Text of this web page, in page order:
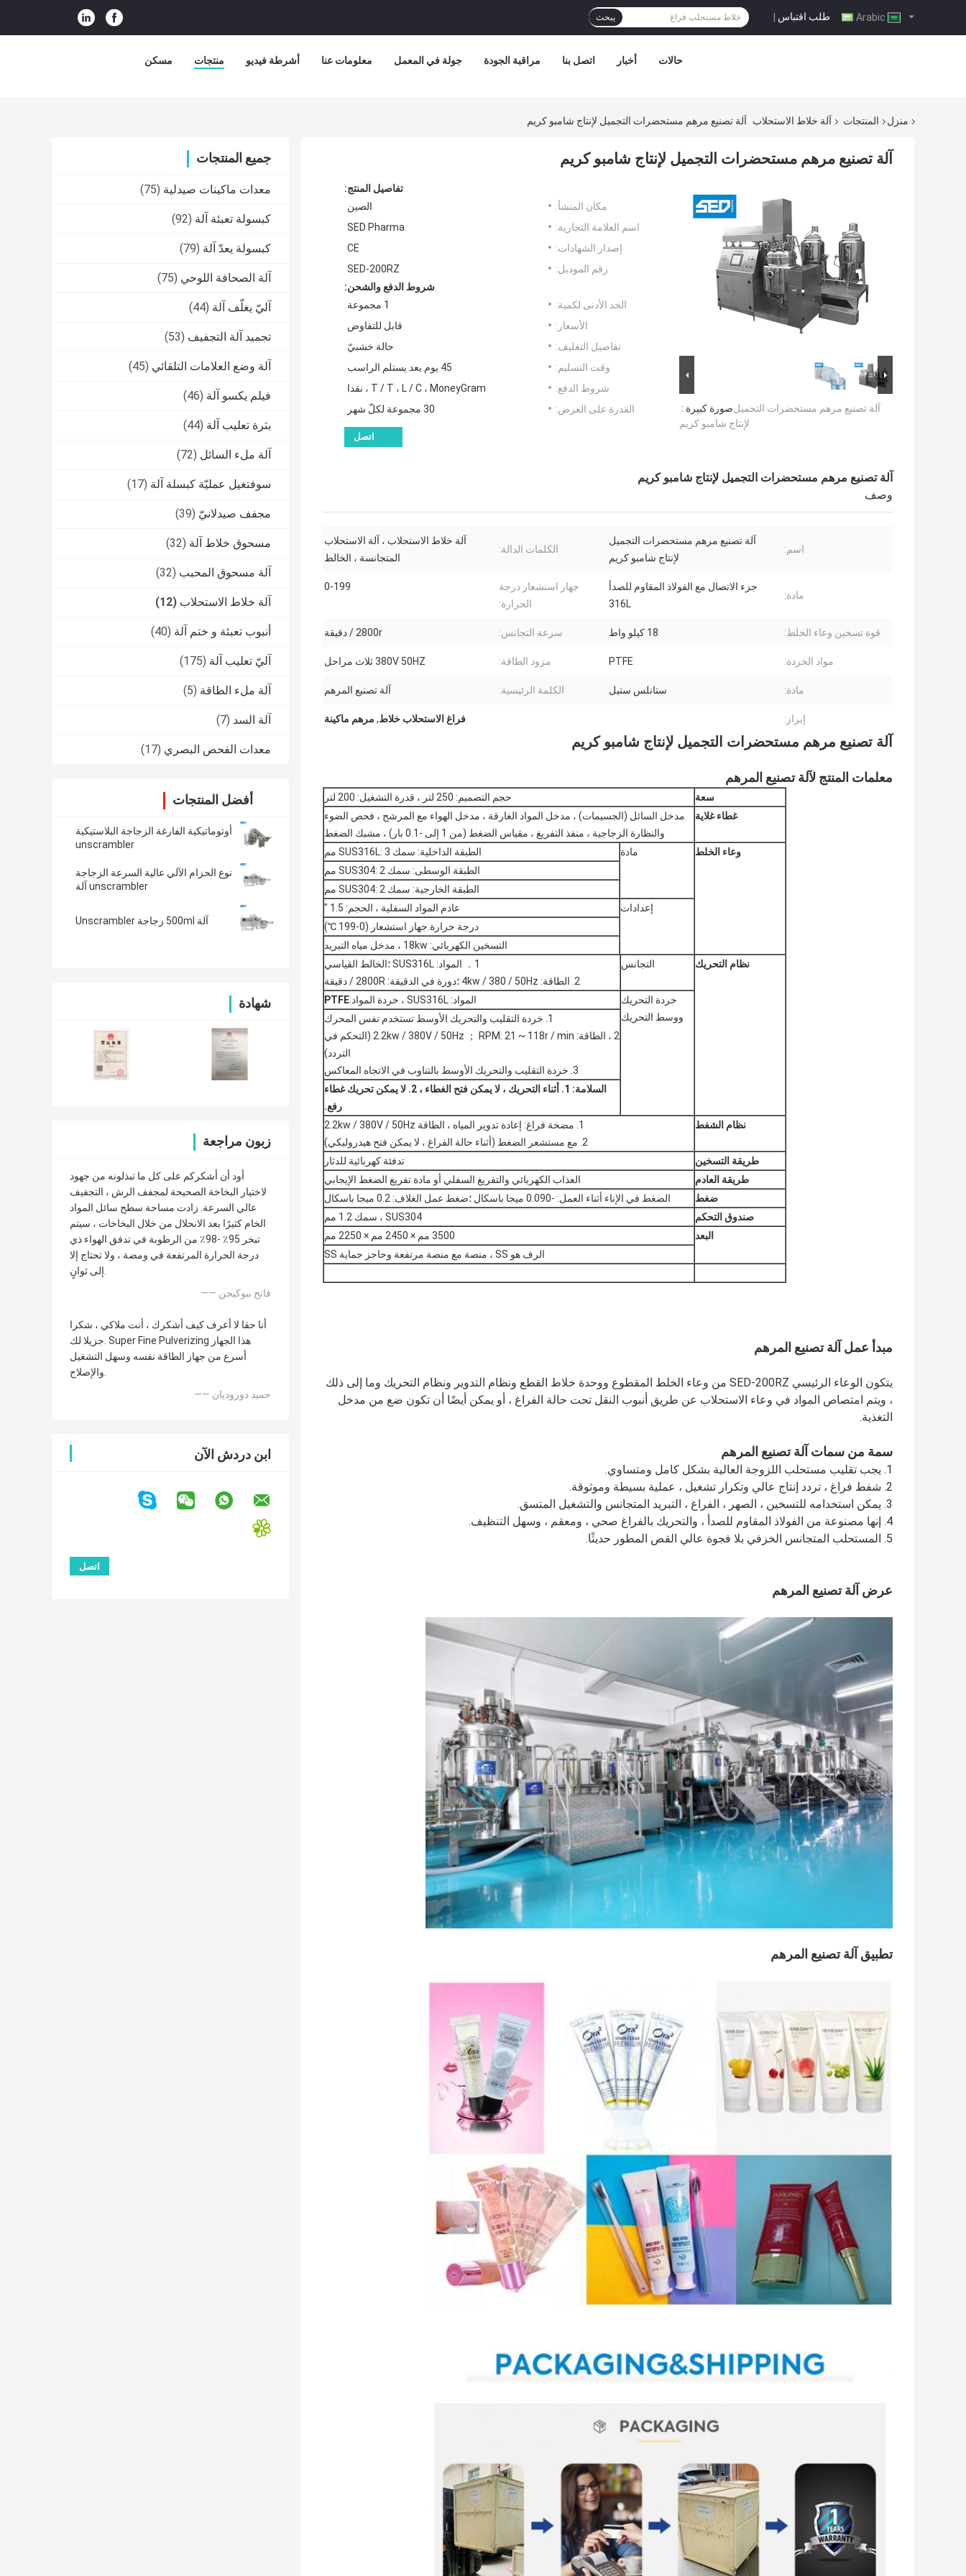
طلب اقتباس | يبحث
مسكن منتجات أشرطة فيديو معلومات عنا جولة في المعمل مراقبة الجودة اتصل بنا أخبار حالات
منزل المنتجات آلة خلاط الاستحلاب آلة تصنيع مرهم مستحضرات التجميل لإنتاج شامبو كريم
جميع المنتجات
معدات ماكينات صيدلية (75)
كبسولة تعبئة آلة (92)
كبسولة يعدّ آلة (79)
آلة الصحافة اللوحي (75)
آليّ يغلّف آلة (44)
تجميد آلة التجفيف (53)
آلة وضع العلامات التلقائي (45)
فيلم يكسو آلة (46)
بثرة تعليب آلة (44)
آلة ملء السائل (72)
سوفتغيل عمليّة كبسلة آلة (17)
مجفف صيدلانيّ (39)
مسحوق خلاط آلة (32)
آلة مسحوق المحبب (32)
آلة خلاط الاستحلاب (12)
أنبوب تعبئة و ختم آلة (40)
آليّ تعليب آلة (175)
آلة ملء الطاقة (5)
آلة السد (7)
معدات الفحص البصري (17)
أفضل المنتجات
أوتوماتيكية الفارغة الزجاجة البلاستيكية
unscrambler
نوع الحزام الآلي عالية السرعة الزجاجة
unscrambler آلة
آلة 500ml زجاجة Unscrambler
شهادة
زبون مراجعة
أود أن أشكركم على كل ما تبذلونه من جهود
لاختيار البخاخة الصحيحة لمجفف الرش ، التجفيف
عالي السرعة. زادت مساحة سطح سائل المواد
الخام كثيرًا بعد الانحلال من خلال البخاخات ، سيتم
تبخر 95٪ -98٪ من الرطوبة في تدفق الهواء ذي
درجة الحرارة المرتفعة في ومضة ، ولا تحتاج إلا
إلى ثوانٍ.
—— فاتح بيوكيجن
أنا حقا لا أعرف كيف أشكرك ، أنت ملاكي ، شكرا
جزيلا لك. Super Fine Pulverizing هذا الجهاز
أسرع من جهاز الطاقة نفسه وسهل التشغيل
والإصلاح.
—— حميد دوروديان
ابن دردش الآن
آلة تصنيع مرهم مستحضرات التجميل لإنتاج شامبو كريم
صورة كبيرة :آلة تصنيع مرهم مستحضرات التجميل
لإنتاج شامبو كريم
تفاصيل المنتج:
مكان المنشأ:
الصين
اسم العلامة التجارية:
SED Pharma
إصدار الشهادات:
CE
رقم الموديل:
SED-200RZ
شروط الدفع والشحن:
الحد الأدنى لكمية:
1 مجموعة
الأسعار:
قابل للتفاوض
تفاصيل التغليف:
حالة خشبيّ
وقت التسليم:
45 يوم بعد يستلم الراسب
شروط الدفع:
T / T ، L / C ، MoneyGram ، نقدا
القدرة على العرض:
30 مجموعة لكلّ شهر
اتصل
آلة تصنيع مرهم مستحضرات التجميل لإنتاج شامبو كريم
وصف
اسم:
آلة تصنيع مرهم مستحضرات التجميل
لإنتاج شامبو كريم
الكلمات الدالة:
آلة خلاط الاستحلاب ، آلة الاستحلاب
المتجانسة ، الخالط
مادة:
جزء الاتصال مع الفولاذ المقاوم للصدأ
316L
جهاز استشعار درجة
الحرارة:
0-199
قوة تسخين وعاء الخلط: 18 كيلو واط سرعة التجانس: 2800r / دقيقة
مواد الخردة: PTFE مزود الطاقة: 380V 50HZ ثلاث مراحل
مادة: ستانلس ستيل الكلمة الرئيسية: آلة تصنيع المرهم
إبراز: فراغ الاستحلاب خلاط, مرهم ماكينة
آلة تصنيع مرهم مستحضرات التجميل لإنتاج شامبو كريم
معلمات المنتج لآلة تصنيع المرهم
سعة
حجم التصميم: 250 لتر ، قدرة التشغيل: 200 لتر
غطاء غلاية
مدخل السائل (الجسيمات) ، مدخل المواد الغارقة ، مدخل الهواء مع المرشح ، فحص الضوء
والنظارة الزجاجية ، منفذ التفريغ ، مقياس الضغط (من 1 إلى -0.1 بار) ، مشبك الضغط
وعاء الخلط
مادة
الطبقة الداخلية: سمك SUS316L: 3 مم
الطبقة الوسطى: سمك SUS304: 2 مم
الطبقة الخارجية: سمك SUS304: 2 مم
إعدادات
عادم المواد السفلية ، الحجم: 1.5 "
درجة حرارة.جهاز استشعار (0-199 ℃)
التسخين الكهربائي: 18kw ، مدخل مياه التبريد
نظام التحريك
التجانس
1． المواد: SUS316L ؛الخالط القياسي
2. الطاقة: 4kw / 380 / 50Hz ؛دورة في الدقيقة: 2800R / دقيقة
خردة التحريك
ووسط التحريك
المواد: SUS316L ، خردة المواد:
PTFE
1. خردة التقليب والتحريك الأوسط تستخدم نفس المحرك
2 ، الطاقة: 2.2kw / 380V / 50Hz ； RPM: 21 ~ 118r / min (التحكم في
التردد)
3. خردة التقليب والتحريك الأوسط بالتناوب في الاتجاه المعاكس
السلامة: 1. أثناء التحريك ، لا يمكن فتح الغطاء ، 2. لا يمكن تحريك غطاء
رفع.
نظام الشفط
1. مضخة فراغ: إعادة تدوير المياه ، الطاقة 2.2kw / 380V / 50Hz
2. مع مستشعر الضغط (أثناء حالة الفراغ ، لا يمكن فتح هيدروليكي)
طريقة التسخين
تدفئة كهربائية للدثار
طريقة العادم
العذاب الكهربائي والتفريغ السفلي أو مادة تفريغ الضغط الإيجابي
ضغط
الضغط في الإناء أثناء العمل: -0.090 ميجا باسكال ؛ضغط عمل الغلاف: 0.2 ميجا باسكال
صندوق التحكم
SUS304 ، سمك 1.2 مم
البعد
3500 مم × 2450 مم × 2250 مم
الرف هو SS ، منصة مع منصة مرتفعة وحاجز حماية SS
مبدأ عمل آلة تصنيع المرهم
يتكون الوعاء الرئيسي SED-200RZ من وعاء الخلط المقطوع ووحدة خلاط القطع ونظام التدوير ونظام التحريك وما إلى ذلك
، ويتم امتصاص المواد في وعاء الاستحلاب عن طريق أنبوب النقل تحت حالة الفراغ ، أو يمكن أيضًا أن تكون ضع من مدخل
التغذية.
سمة من سمات آلة تصنيع المرهم
1. يجب تقليب مستحلب اللزوجة العالية بشكل كامل ومتساوي.
2. شفط فراغ ، تردد إنتاج عالي وتكرار تشغيل ، عملية بسيطة وموثوقة.
3. يمكن استخدامه للتسخين ، الصهر ، الفراغ ، التبريد المتجانس والتشغيل المتسق.
4. إنها مصنوعة من الفولاذ المقاوم للصدأ ، والتحريك بالفراغ صحي ، ومعقم ، وسهل التنظيف.
5. المستحلب المتجانس الخزفي بلا فجوة عالي القص المطور حديثًا.
عرض آلة تصنيع المرهم
تطبيق آلة تصنيع المرهم